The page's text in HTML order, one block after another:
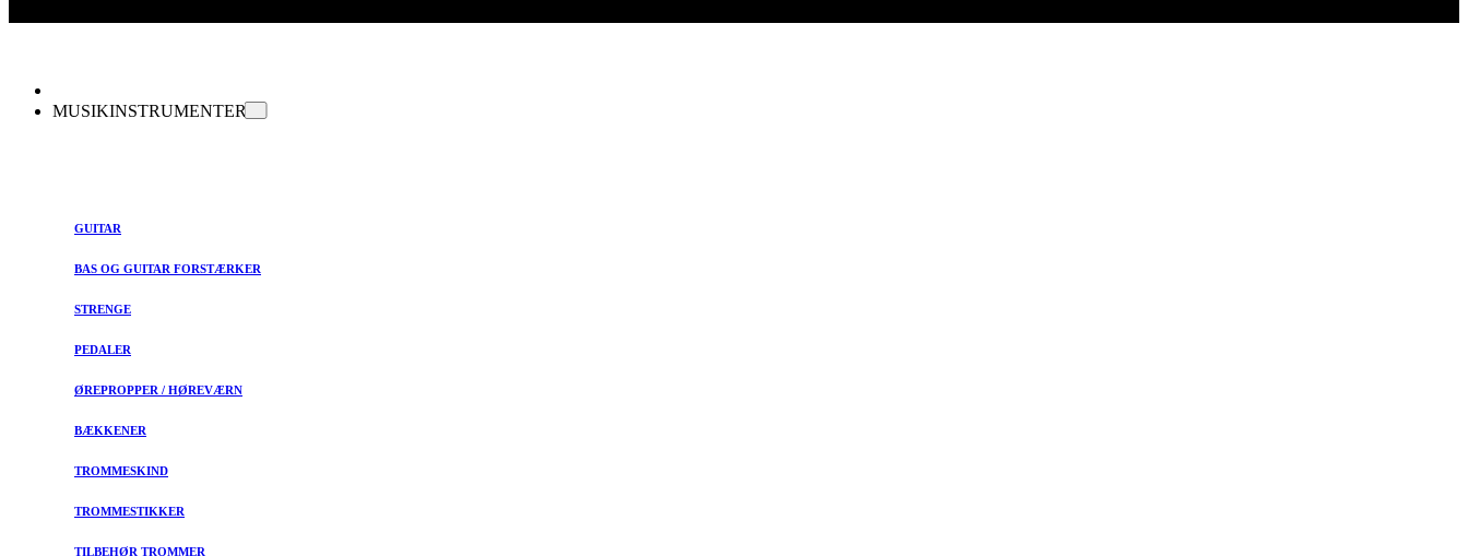
MUSIKINSTRUMENTER
GUITAR
BAS OG GUITAR FORSTÆRKER
STRENGE
PEDALER
ØREPROPPER / HØREVÆRN
BÆKKENER
TROMMESKIND
TROMMESTIKKER
TILBEHØR TROMMER